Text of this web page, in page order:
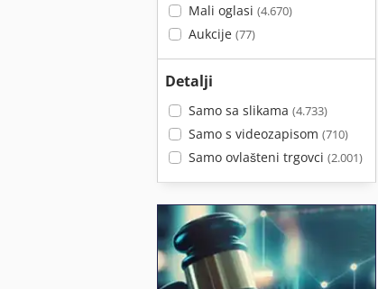
Mali oglasi (4.670)
Aukcije (77)
Detalji
Samo sa slikama (4.733)
Samo s videozapisom (710)
Samo ovlašteni trgovci (2.001)